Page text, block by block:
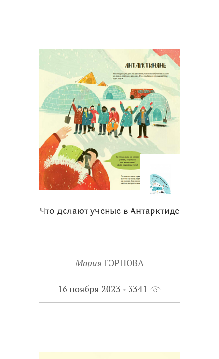
Что делают ученые в Антарктиде
Мария ГОРНОВА
16 ноября 2023 3341